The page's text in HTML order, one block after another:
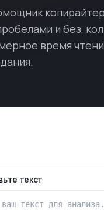
и без,
время
текст